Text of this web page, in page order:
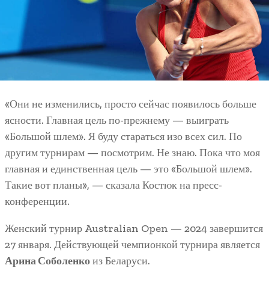
«Они не изменились, просто сейчас появилось больше
ясности. Главная цель по-прежнему — выиграть
«Большой шлем». Я буду стараться изо всех сил. По
другим турнирам — посмотрим. Не знаю. Пока что моя
главная и единственная цель — это «Большой шлем».
Такие вот планы», — сказала Костюк на пресс-
конференции.
Женский турнир Australian Open — 2024 завершится
27 января. Действующей чемпионкой турнира является
Арина Соболенкоиз Беларуси.